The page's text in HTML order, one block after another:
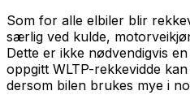
Som for alle elbiler blir
særlig ved kulde,
Dette er ikke nødvendigvis
oppgitt WLTP-rekkevidde
dersom bilen brukes mye i